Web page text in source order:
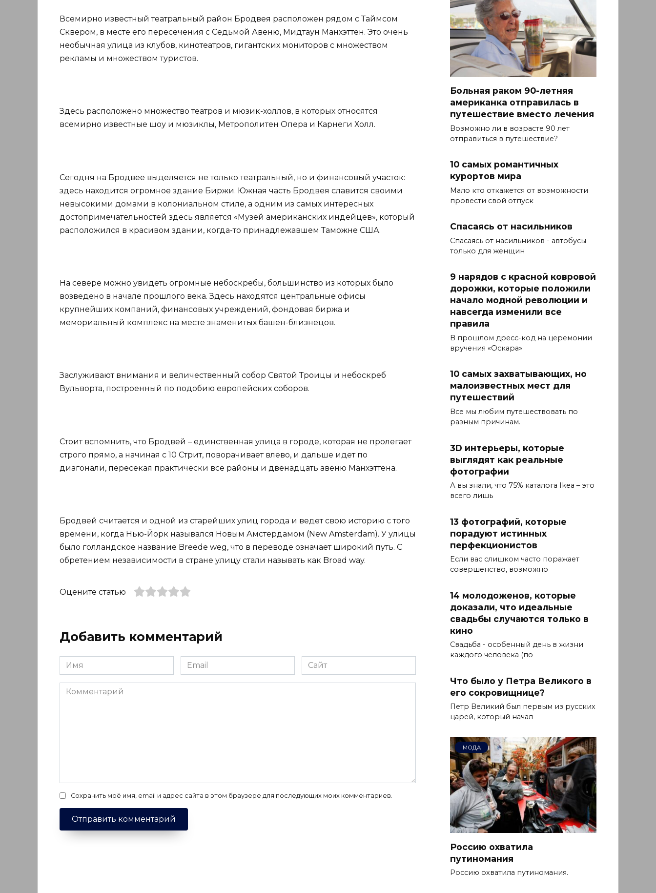
Всемирно известный театральный район Бродвея расположен рядом с Таймсом
Сквером, в месте его пересечения с Седьмой Авеню, Мидтаун Манхэттен. Это очень
необычная улица из клубов, кинотеатров, гигантских мониторов с множеством
рекламы и множеством туристов.
Здесь расположено множество театров и мюзик-холлов, в которых относятся
всемирно известные шоу и мюзиклы, Метрополитен Опера и Карнеги Холл.
Сегодня на Бродвее выделяется не только театральный, но и финансовый участок:
здесь находится огромное здание Биржи. Южная часть Бродвея славится своими
невысокими домами в колониальном стиле, а одним из самых интересных
достопримечательностей здесь является «Музей американских индейцев», который
расположился в красивом здании, когда-то принадлежавшем Таможне США.
На севере можно увидеть огромные небоскребы, большинство из которых было
возведено в начале прошлого века. Здесь находятся центральные офисы
крупнейших компаний, финансовых учреждений, фондовая биржа и
мемориальный комплекс на месте знаменитых башен-близнецов.
Заслуживают внимания и величественный собор Святой Троицы и небоскреб
Вульворта, построенный по подобию европейских соборов.
Стоит вспомнить, что Бродвей – единственная улица в городе, которая не пролегает
строго прямо, а начиная с 10 Стрит, поворачивает влево, и дальше идет по
диагонали, пересекая практически все районы и двенадцать авеню Манхэттена.
Бродвей считается и одной из старейших улиц города и ведет свою историю с того
времени, когда Нью-Йорк назывался Новым Амстердамом (New Amsterdam). У улицы
было голландское название Breede weg, что в переводе означает широкий путь. С
обретением независимости в стране улицу стали называть как Broad way.
Оцените статью
Добавить комментарий
Имя
*
Email
*
Сайт
Комментарий
Сохранить моё имя, email и адрес сайта в этом браузере для последующих моих комментариев.
Больная раком 90-летняя
американка отправилась в
путешествие вместо лечения
Возможно ли в возрасте 90 лет
отправиться в путешествие?
10 самых романтичных
курортов мира
Мало кто откажется от возможности
провести свой отпуск
Спасаясь от насильников
Спасаясь от насильников - автобусы
только для женщин
9 нарядов с красной ковровой
дорожки, которые положили
начало модной революции и
навсегда изменили все
правила
В прошлом дресс-код на церемонии
вручения «Оскара»
10 самых захватывающих, но
малоизвестных мест для
путешествий
Все мы любим путешествовать по
разным причинам.
3D интерьеры, которые
выглядят как реальные
фотографии
А вы знали, что 75% каталога Ikea – это
всего лишь
13 фотографий, которые
порадуют истинных
перфекционистов
Если вас слишком часто поражает
совершенство, возможно
14 молодоженов, которые
доказали, что идеальные
свадьбы случаются только в
кино
Свадьба - особенный день в жизни
каждого человека (по
Что было у Петра Великого в
его сокровищнице?
Петр Великий был первым из русских
царей, который начал
МОДА
Россию охватила
путиномания
Россию охватила путиномания.